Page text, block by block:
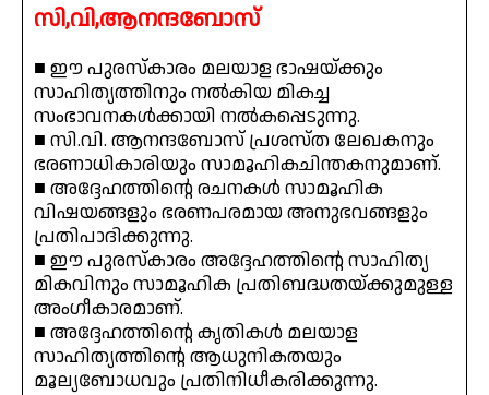
സി,വി,ആനന്ദബോസ്
■ ഈ പുരസ്‌കാരം മലയാള ഭാഷയ്ക്കും
സാഹിത്യത്തിനും നൽകിയ മികച്ച
സംഭാവനകൾക്കായി നൽകപ്പെടുന്നു.
■ സി.വി. ആനന്ദബോസ് പ്രശസ്ത ലേഖകനും
ഭരണാധികാരിയും സാമൂഹികചിന്തകനുമാണ്.
■ അദ്ദേഹത്തിന്റെ രചനകൾ സാമൂഹിക
വിഷയങ്ങളും ഭരണപരമായ അനുഭവങ്ങളും
പ്രതിപാദിക്കുന്നു.
■ ഈ പുരസ്‌കാരം അദ്ദേഹത്തിന്റെ സാഹിത്യ
മികവിനും സാമൂഹിക പ്രതിബദ്ധതയ്ക്കുമുള്ള
അംഗീകാരമാണ്.
■ അദ്ദേഹത്തിന്റെ കൃതികൾ മലയാള
സാഹിത്യത്തിന്റെ ആധുനികതയും
മൂല്യബോധവും പ്രതിനിധീകരിക്കുന്നു.